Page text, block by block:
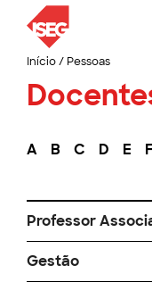
Início/ Pessoas
A B C D E F
Professor
Gestão